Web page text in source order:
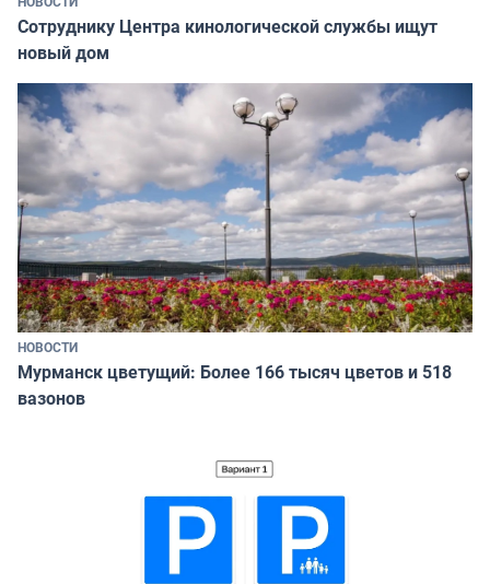
Сотруднику Центра кинологической службы ищут
новый дом
НОВОСТИ
Мурманск цветущий: Более 166 тысяч цветов и 518
вазонов